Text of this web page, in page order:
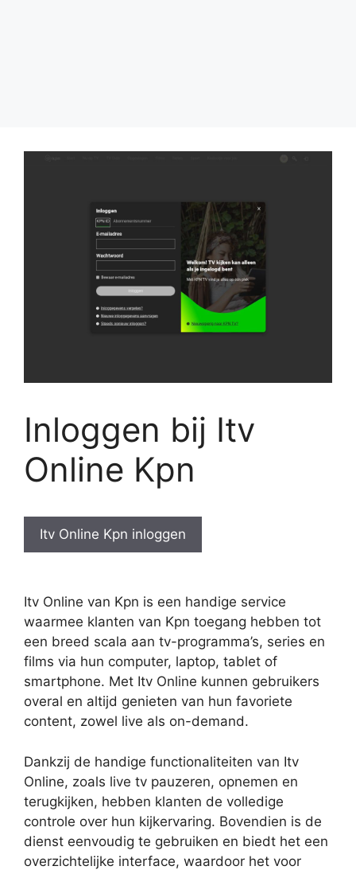
Inloggen bij Itv
Online Kpn
Itv Online Kpn inloggen
Itv Online van Kpn is een handige service
waarmee klanten van Kpn toegang hebben tot
een breed scala aan tv-programma’s, series en
films via hun computer, laptop, tablet of
smartphone. Met Itv Online kunnen gebruikers
overal en altijd genieten van hun favoriete
content, zowel live als on-demand.
Dankzij de handige functionaliteiten van Itv
Online, zoals live tv pauzeren, opnemen en
terugkijken, hebben klanten de volledige
controle over hun kijkervaring. Bovendien is de
dienst eenvoudig te gebruiken en biedt het een
overzichtelijke interface, waardoor het voor